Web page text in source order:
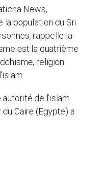
News,
la population du Sri
rappelle la
est la quatrième
religion
de l’islam
du Caire (Egypte) a